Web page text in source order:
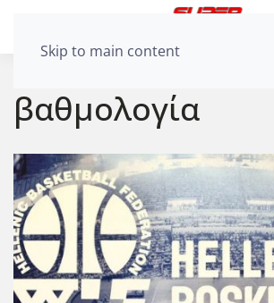
Skip to main content
βαθμολογία